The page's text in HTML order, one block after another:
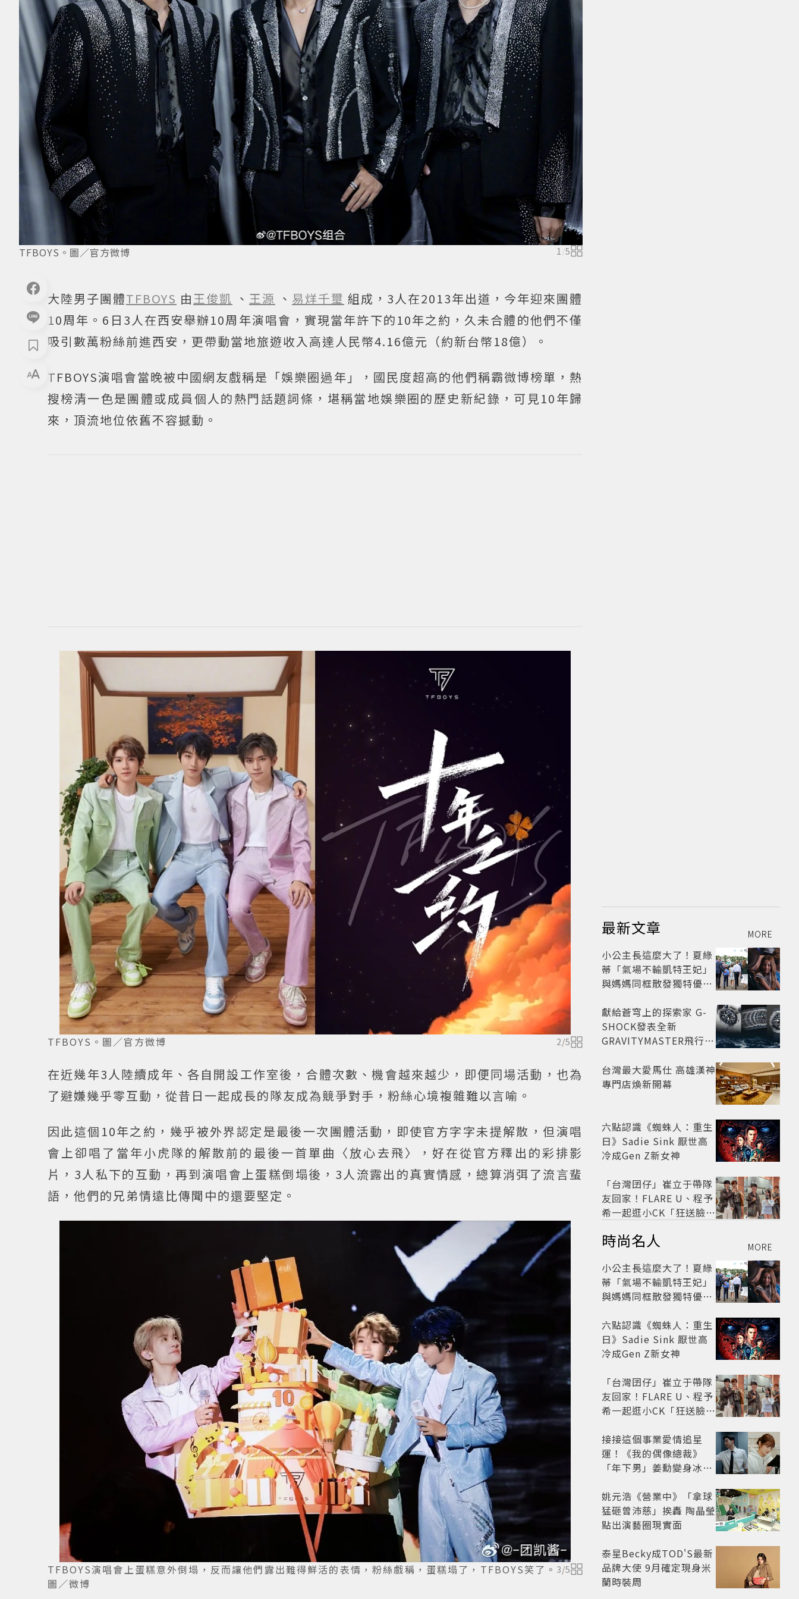
TFBOYS。圖／官方微博 1/5
大陸男子團體TFBOYS 由王俊凱 、 王源 、 易烊千璽 組成，3人在2013年出道，今年迎來團體
10周年。6日3人在西安舉辦10周年演唱會，實現當年許下的10年之約，久未合體的他們不僅
吸引數萬粉絲前進西安，更帶動當地旅遊收入高達人民幣4.16億元（約新台幣18億）。
TFBOYS演唱會當晚被中國網友戲稱是「娛樂圈過年」，國民度超高的他們稱霸微博榜單，熱
搜榜清一色是團體或成員個人的熱門話題詞條，堪稱當地娛樂圈的歷史新紀錄，可見10年歸
來，頂流地位依舊不容撼動。
TFBOYS。圖／官方微博 2/5
在近幾年3人陸續成年、各自開設工作室後，合體次數、機會越來越少，即便同場活動，也為
了避嫌幾乎零互動，從昔日一起成長的隊友成為競爭對手，粉絲心境複雜難以言喻。
因此這個10年之約，幾乎被外界認定是最後一次團體活動，即使官方字字未提解散，但演唱
會上卻唱了當年小虎隊的解散前的最後一首單曲〈放心去飛〉，好在從官方釋出的彩排影
片，3人私下的互動，再到演唱會上蛋糕倒塌後，3人流露出的真實情感，總算消弭了流言蜚
語，他們的兄弟情遠比傳聞中的還要堅定。
TFBOYS演唱會上蛋糕意外倒塌，反而讓他們露出難得鮮活的表情，粉絲戲稱，蛋糕塌了，TFBOYS笑了。
圖／微博
3/5
最新文章 MORE
小公主長這麼大了！夏綠
蒂「氣場不輸凱特王妃」
與媽媽同框散發獨特優雅
獻給蒼穹上的探索家 G-
SHOCK發表全新
GRAVITYMASTER飛行表
台灣最大愛馬仕 高雄漢神
專門店煥新開幕
六點認識《蜘蛛人：重生
日》Sadie Sink 厭世高
冷成Gen Z新女神
「台灣囝仔」崔立于帶隊
友回家！FLARE U、程予
希一起逛小CK「狂送臉頰
站私藏必逛名單
時尚名人 MORE
小公主長這麼大了！夏綠
蒂「氣場不輸凱特王妃」
與媽媽同框散發獨特優雅
六點認識《蜘蛛人：重生
日》Sadie Sink 厭世高
冷成Gen Z新女神
「台灣囝仔」崔立于帶隊
友回家！FLARE U、程予
希一起逛小CK「狂送臉頰
站私藏必逛名單
接接這個事業愛情追星
運！《我的偶像總裁》
「年下男」姜勳變身冰山
遇愛情
姚元浩《營業中》「拿球
猛砸曾沛慈」挨轟 陶晶瑩
點出演藝圈現實面
泰星Becky成TOD'S最新
品牌大使 9月確定現身米
蘭時裝周